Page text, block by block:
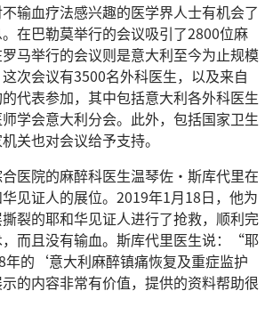
输血疗法感兴趣的医学界人士有机会了
在巴勒莫举行的会议吸引了2800位麻
马举行的会议则是意大利至今为止规模
次会议有3500名外科医生，以及来自
代表参加，其中包括意大利各外科医生
学会意大利分会。此外，包括国家卫生
关也对会议给予支持。
医院的麻醉科医生温琴佐·斯库代里在
见证人的展位。2019年1月18日，他为
裂的耶和华见证人进行了抢救，顺利完
而且没有输血。斯库代里医生说：“耶
年的‘意大利麻醉镇痛恢复及重症监护
的内容非常有价值，提供的资料帮助很